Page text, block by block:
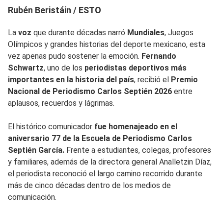
Rubén Beristáin / ESTO
La voz que durante décadas narró Mundiales, Juegos
Olímpicos y grandes historias del deporte mexicano, esta
vez apenas pudo sostener la emoción. Fernando
Schwartz, uno de los periodistas deportivos más
importantes en la historia del país, recibió el Premio
Nacional de Periodismo Carlos Septién 2026 entre
aplausos, recuerdos y lágrimas.
El histórico comunicador fue homenajeado en el
aniversario 77 de la Escuela de Periodismo Carlos
Septién García. Frente a estudiantes, colegas, profesores
y familiares, además de la directora general Analletzin Díaz,
el periodista reconoció el largo camino recorrido durante
más de cinco décadas dentro de los medios de
comunicación.